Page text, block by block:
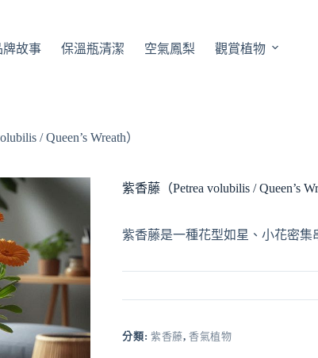
牌故事 保溫瓶清潔 空氣鳳梨 觀賞植物
/ Queen’s Wreath）
紫香藤（Petrea volubilis / Queen’s
紫香藤是一種花型如星、小花密集
分類: 紫香藤,香氣植物